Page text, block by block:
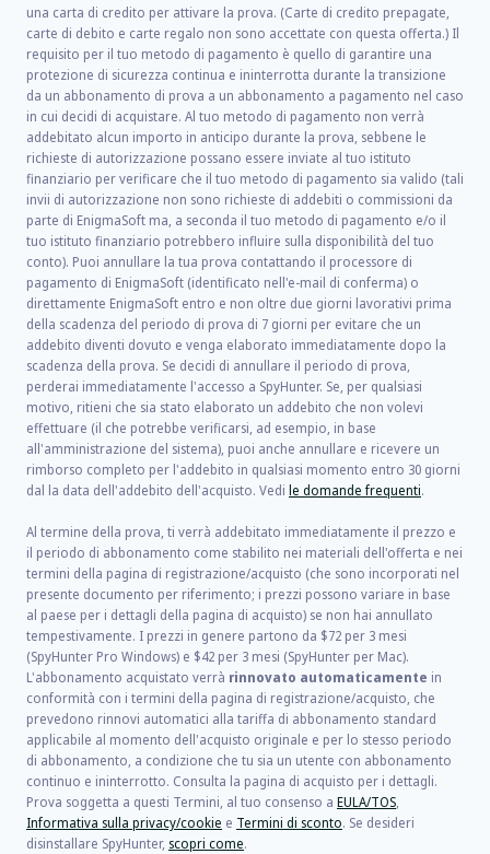
una carta di credito per attivare la prova. (Carte di credito prepagate,
carte di debito e carte regalo non sono accettate con questa offerta.) Il
requisito per il tuo metodo di pagamento è quello di garantire una
protezione di sicurezza continua e ininterrotta durante la transizione
da un abbonamento di prova a un abbonamento a pagamento nel caso
in cui decidi di acquistare. Al tuo metodo di pagamento non verrà
addebitato alcun importo in anticipo durante la prova, sebbene le
richieste di autorizzazione possano essere inviate al tuo istituto
finanziario per verificare che il tuo metodo di pagamento sia valido (tali
invii di autorizzazione non sono richieste di addebiti o commissioni da
parte di EnigmaSoft ma, a seconda il tuo metodo di pagamento e/o il
tuo istituto finanziario potrebbero influire sulla disponibilità del tuo
conto). Puoi annullare la tua prova contattando il processore di
pagamento di EnigmaSoft (identificato nell'e-mail di conferma) o
direttamente EnigmaSoft entro e non oltre due giorni lavorativi prima
della scadenza del periodo di prova di 7 giorni per evitare che un
addebito diventi dovuto e venga elaborato immediatamente dopo la
scadenza della prova. Se decidi di annullare il periodo di prova,
perderai immediatamente l'accesso a SpyHunter. Se, per qualsiasi
motivo, ritieni che sia stato elaborato un addebito che non volevi
effettuare (il che potrebbe verificarsi, ad esempio, in base
all'amministrazione del sistema), puoi anche annullare e ricevere un
rimborso completo per l'addebito in qualsiasi momento entro 30 giorni
dal la data dell'addebito dell'acquisto. Vedi le domande frequenti.
Al termine della prova, ti verrà addebitato immediatamente il prezzo e
il periodo di abbonamento come stabilito nei materiali dell'offerta e nei
termini della pagina di registrazione/acquisto (che sono incorporati nel
presente documento per riferimento; i prezzi possono variare in base
al paese per i dettagli della pagina di acquisto) se non hai annullato
tempestivamente. I prezzi in genere partono da $72 per 3 mesi
(SpyHunter Pro Windows) e $42 per 3 mesi (SpyHunter per Mac).
L'abbonamento acquistato verrà rinnovato automaticamente in
conformità con i termini della pagina di registrazione/acquisto, che
prevedono rinnovi automatici alla tariffa di abbonamento standard
applicabile al momento dell'acquisto originale e per lo stesso periodo
di abbonamento, a condizione che tu sia un utente con abbonamento
continuo e ininterrotto. Consulta la pagina di acquisto per i dettagli.
Prova soggetta a questi Termini, al tuo consenso a EULA/TOS,
Informativa sulla privacy/cookie e Termini di sconto. Se desideri
disinstallare SpyHunter, scopri come.